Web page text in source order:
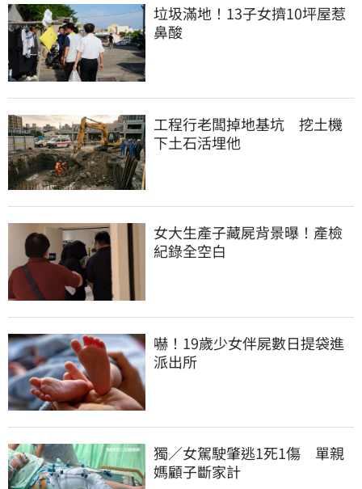
垃圾滿地！13子女擠10坪屋惹
鼻酸
工程行老闆掉地基坑　挖土機
下土石活埋他
女大生產子藏屍背景曝！產檢
紀錄全空白
嚇！19歲少女伴屍數日提袋進
派出所
獨／女駕駛肇逃1死1傷　單親
媽顧子斷家計